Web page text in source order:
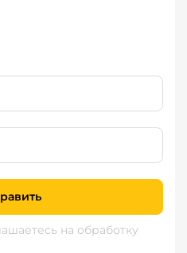
на обработку